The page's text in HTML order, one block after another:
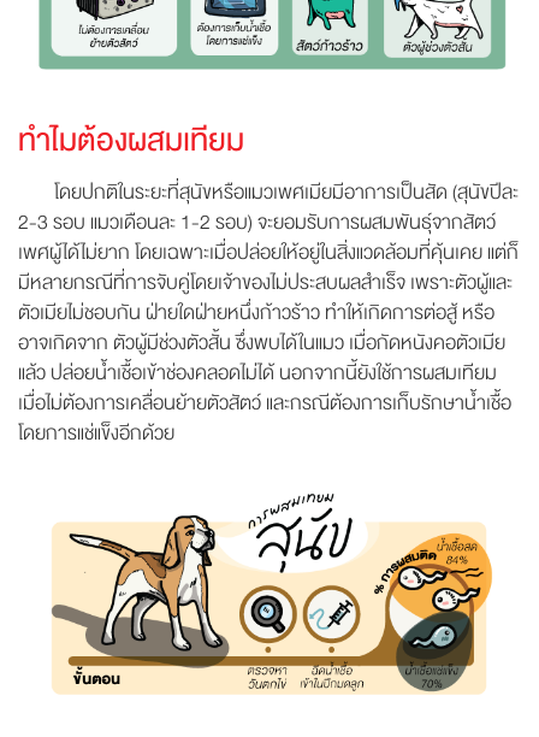
ทำไมต้องผสมเทียม
โดยปกติในระยะที่สุนัขหรือแมวเพศเมียมีอาการเป็นสัด (สุนัขปีละ
2-3 รอบ แมวเดือนละ 1-2 รอบ) จะยอมรับการผสมพันธุ์จากสัตว์
เพศผู้ได้ไม่ยาก โดยเฉพาะเมื่อปล่อยให้อยู่ในสิ่งแวดล้อมที่คุ้นเคย แต่ก็
มีหลายกรณีที่การจับคู่โดยเจ้าของไม่ประสบผลสำเร็จ เพราะตัวผู้และ
ตัวเมียไม่ชอบกัน ฝ่ายใดฝ่ายหนึ่งก้าวร้าว ทำให้เกิดการต่อสู้ หรือ
อาจเกิดจาก ตัวผู้มีช่วงตัวสั้น ซึ่งพบได้ในแมว เมื่อกัดหนังคอตัวเมีย
แล้ว ปล่อยน้ำเชื้อเข้าช่องคลอดไม่ได้ นอกจากนี้ยังใช้การผสมเทียม
เมื่อไม่ต้องการเคลื่อนย้ายตัวสัตว์ และกรณีต้องการเก็บรักษาน้ำเชื้อ
โดยการแช่แข็งอีกด้วย